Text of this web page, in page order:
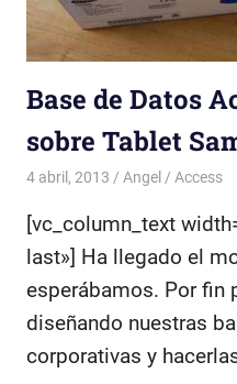
Base de Datos
sobre Tablet
4 abril, 2013 Angel Access
[vc_column_text
last»] Ha llegado el
esperábamos. Por fin
diseñando nuestras
corporativas y